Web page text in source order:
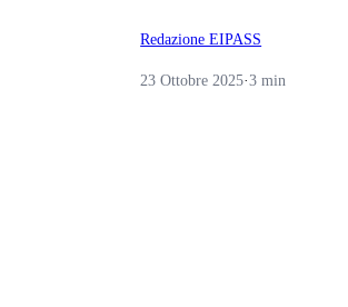
Redazione EIPASS
23 Ottobre 2025·3 min